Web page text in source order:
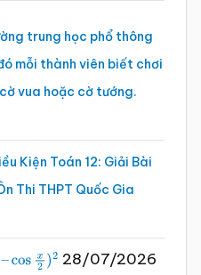
trung học phổ thông
mỗi thành viên biết chơi
vua hoặc cờ tướng.
Kiện Toán 12: Giải Bài
Thi THPT Quốc Gia
x2 )2 28/07/2026